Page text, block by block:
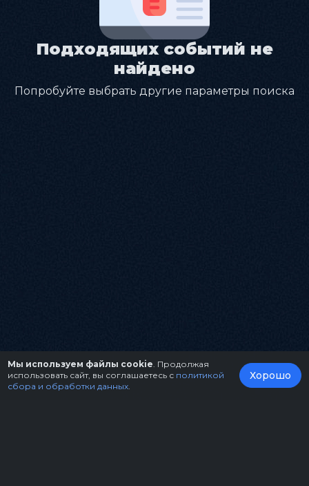
Подходящих событий не
найдено
Попробуйте выбрать другие параметры поиска
Мы используем файлы cookie . Продолжая
использовать сайт, вы соглашаетесь с политикой
сбора и обработки данных
Хорошо